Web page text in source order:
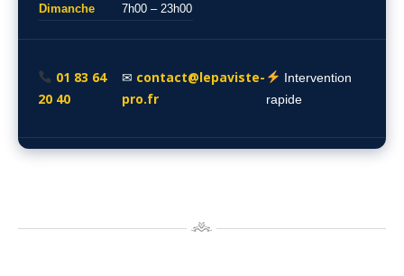
Dimanche
7h00 – 23h00
01 83 64
20 40
✉ contact@lepaviste-
pro.fr
Intervention
rapide